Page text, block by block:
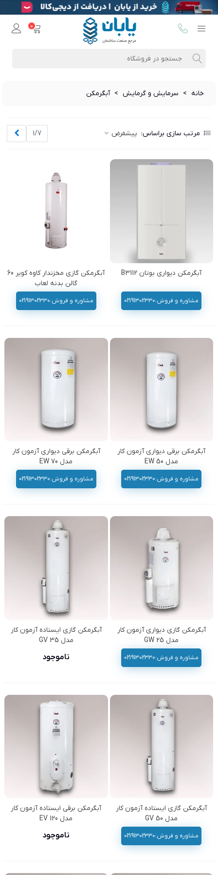
0
خانه > سرمایش و گرمایش > آبگرمکن
مرتب سازی براساس: پیشفرض 1/7
آبگرمکن دیواری بوتان B3112
مشاوره و فروش:02191302330
آبگرمکن گازی مخزندار کاوه کویر 60
گالن بدنه لعاب
مشاوره و فروش:02191302330
آبگرمکن برقی دیواری آزمون کار
مدل EW 50
مشاوره و فروش:02191302330
آبگرمکن برقی دیواری آزمون کار
مدل EW 70
مشاوره و فروش:02191302330
آبگرمکن گازی دیواری آزمون کار
مدل GW 25
مشاوره و فروش:02191302330
آبگرمکن گازی ایستاده آزمون کار
مدل GV 35
ناموجود
آبگرمکن گازی ایستاده آزمون کار
مدل GV 50
مشاوره و فروش:02191302330
آبگرمکن برقی ایستاده آزمون کار
مدل EV 120
ناموجود